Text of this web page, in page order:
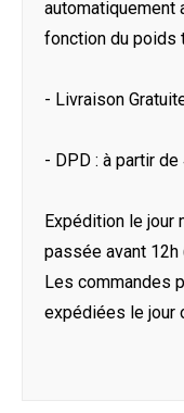
automatiquement
fonction du poids
- Livraison
- DPD : à partir
Expédition le jour
passée avant
Les commandes
expédiées le jour